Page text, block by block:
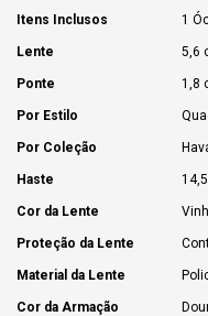
Itens Inclusos 1
Lente 5,6
Ponte 1,8
Por Estilo
Por Coleção
Haste
Cor da Lente
Proteção da Lente
Material da Lente
Cor da Armação